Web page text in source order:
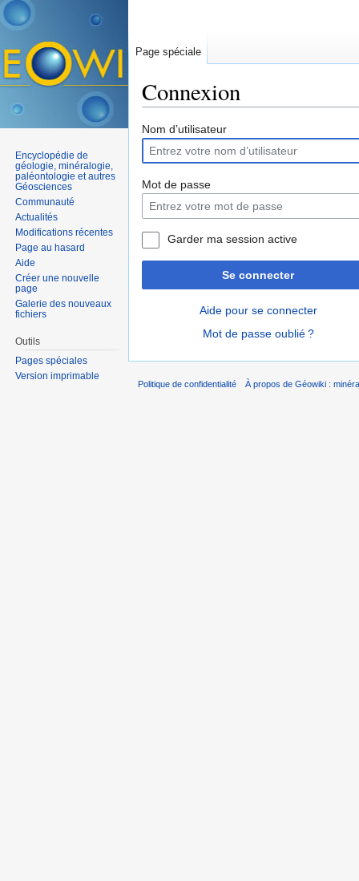
Connexion
Nom d’utilisateur
Mot de passe
Garder ma session active
Se connecter
Aide pour se connecter
Mot de passe oublié ?
Page spéciale
Encyclopédie de
géologie, minéralogie,
paléontologie et autres
Géosciences
Communauté
Actualités
Modifications récentes
Page au hasard
Aide
Créer une nouvelle
page
Galerie des nouveaux
fichiers
Outils
Pages spéciales
Version imprimable
Politique de confidentialité À propos de Géowiki :